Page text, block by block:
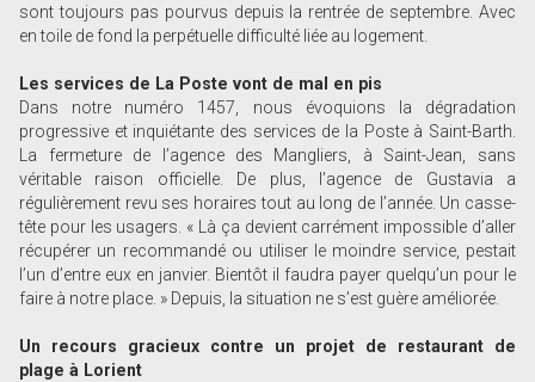
sont toujours pas pourvus depuis la rentrée de septembre. Avec
en toile de fond la perpétuelle difficulté liée au logement.
Les services de La Poste vont de mal en pis
Dans notre numéro 1457, nous évoquions la dégradation
progressive et inquiétante des services de la Poste à Saint-Barth.
La fermeture de l’agence des Mangliers, à Saint-Jean, sans
véritable raison officielle. De plus, l’agence de Gustavia a
régulièrement revu ses horaires tout au long de l’année. Un casse-
tête pour les usagers. « Là ça devient carrément impossible d’aller
récupérer un recommandé ou utiliser le moindre service, pestait
l’un d’entre eux en janvier. Bientôt il faudra payer quelqu’un pour le
faire à notre place. » Depuis, la situation ne s’est guère améliorée.
Un recours gracieux contre un projet de restaurant de
plage à Lorient